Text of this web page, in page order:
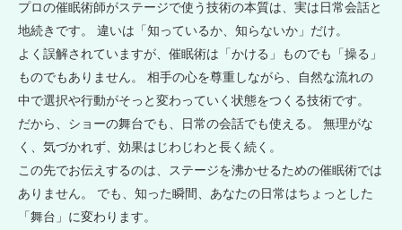
プロの催眠術師がステージで使う技術の本質は、実は日常会話と
地続きです。 違いは「知っているか、知らないか」だけ。
よく誤解されていますが、催眠術は「かける」ものでも「操る」
ものでもありません。 相手の心を尊重しながら、自然な流れの
中で選択や行動がそっと変わっていく状態をつくる技術です。
だから、ショーの舞台でも、日常の会話でも使える。 無理がな
く、気づかれず、効果はじわじわと長く続く。
この先でお伝えするのは、ステージを沸かせるための催眠術では
ありません。 でも、知った瞬間、あなたの日常はちょっとした
「舞台」に変わります。